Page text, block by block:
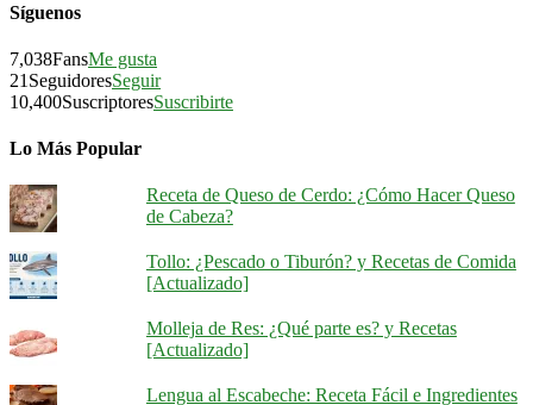
Síguenos
7,038FansMe gusta
21 SeguidoresSeguir
10,400SuscriptoresSuscribirte
Lo Más Popular
Receta de Queso de Cerdo: ¿Cómo Hacer Queso
de Cabeza?
Tollo: ¿Pescado o Tiburón? y Recetas de Comida
[Actualizado]
Molleja de Res: ¿Qué parte es? y Recetas
[Actualizado]
Lengua al Escabeche: Receta Fácil e Ingredientes